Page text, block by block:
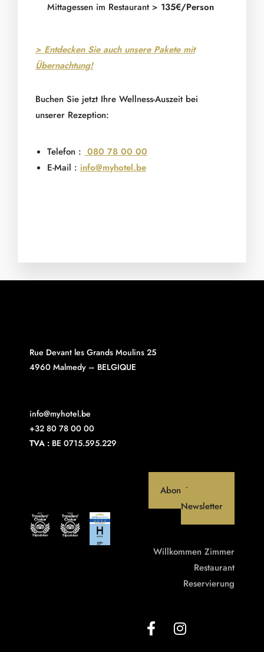
Mittagessen im Restaurant > 135€/Person
> Entdecken Sie auch unsere Pakete mit
Übernachtung!
Buchen Sie jetzt Ihre Wellness-Auszeit bei
unserer Rezeption:
Telefon : 080 78 00 00
E-Mail : info@myhotel.be
Rue Devant les Grands Moulins 25
4960 Malmedy – BELGIQUE
info@myhotel.be
+32 80 78 00 00
TVA : BE 0715.595.229
Abonniere unseren
Newsletter
Willkommen Zimmer
Restaurant
Reservierung